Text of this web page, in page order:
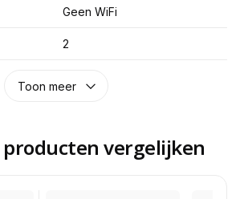
Geen WiFi
2
Toon meer
vergelijken